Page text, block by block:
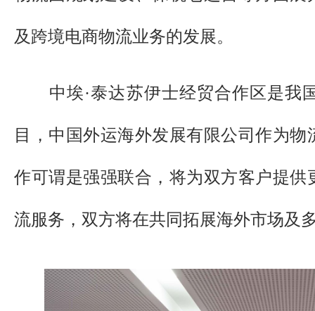
及跨境电商物流业务的发展。
中埃·泰达苏伊士经贸合作区是我
目，中国外运海外发展有限公司作为
作可谓是强强联合，将为双方客户提供
流服务，双方将在共同拓展海外市场及